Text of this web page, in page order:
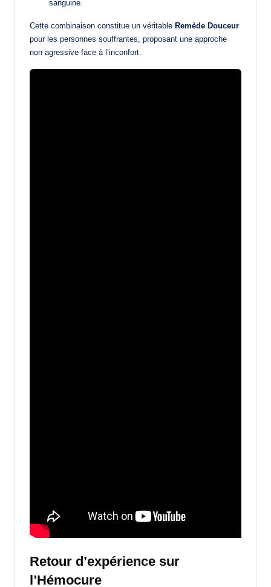
sanguine.
Cette combinaison constitue un véritable Remède Douceur
pour les personnes souffrantes, proposant une approche
non agressive face à l’inconfort.
Retour d’expérience sur
l’Hémocure